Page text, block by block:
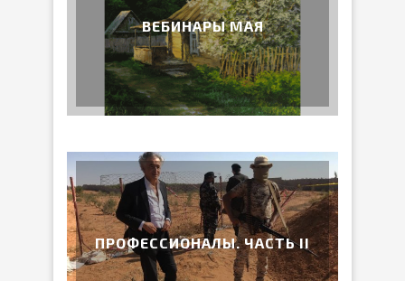
ВЕБИНАРЫ МАЯ
ПРОФЕССИОНАЛЫ. ЧАСТЬ II